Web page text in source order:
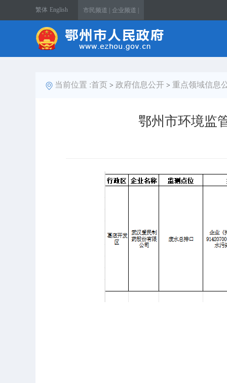
繁体 English 市民频道 | 企业频道 |
当前位置 :首页 > 政府信息公开 > 重点领域信息
鄂州市环境监